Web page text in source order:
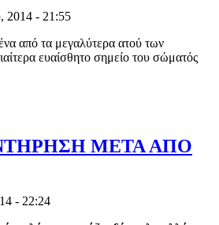
2014 - 21:55
από τα μεγαλύτερα ατού των
ευαίσθητο σημείο του σώματός
ΜΕΤΑ ΑΠΟ
- 22:24